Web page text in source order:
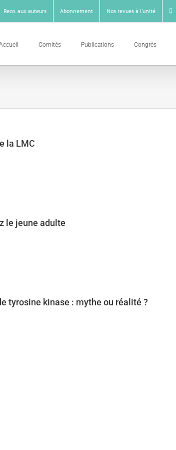
Reco. aux auteurs Abonnement Nos revues à l’unité
Comités Publications Congrès
la LMC
le jeune adulte
tyrosine kinase : mythe ou réalité ?